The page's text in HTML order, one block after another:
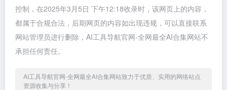
控制，在2025年3月5日 下午12:18收录时，该网页上的内容，
都属于合规合法，后期网页的内容如出现违规，可以直接联系
网站管理员进行删除，AI工具导航官网-全网最全AI合集网站不
承担任何责任。
AI工具导航官网-全网最全AI合集网站致力于优质、实用的网络站点
资源收集与分享！